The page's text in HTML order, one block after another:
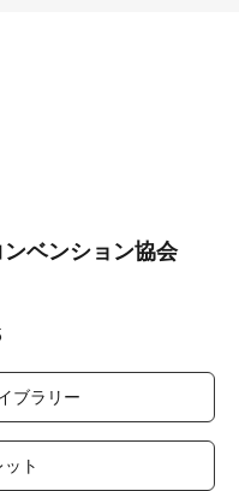
ベンション協会
ブラリー
ト